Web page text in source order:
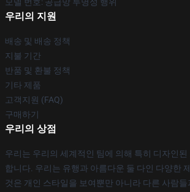
모델 번호: 공급망 투명성 행위
우리의 지원
배송 및 배송 정책
지불 기간
반품 및 환불 정책
기타 제품
고객지원 (FAQ)
구매하기
우리의 상점
우리는 우리의 세계적인 팀에 의해 특히 디자인
합니다. 우리는 유행과 아름다운 둘 다인 다양한
것은 개인 스타일을 보여뿐만 아니라 다른 사람들